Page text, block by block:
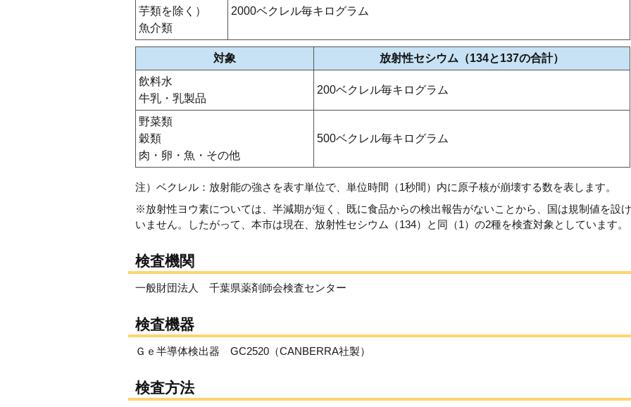
芋類を除く）
魚介類
2000ベクレル毎キログラム
対象
放射性セシウム（134と137の合計）
飲料水
牛乳・乳製品
200ベクレル毎キログラム
野菜類
穀類
肉・卵・魚・その他
500ベクレル毎キログラム
注）ベクレル：放射能の強さを表す単位で、単位時間（1秒間）内に原子核が崩壊する数を表します。
※放射性ヨウ素については、半減期が短く、既に食品からの検出報告がないことから、国は規制値を設
いません。したがって、本市は現在、放射性セシウム（134）と同（1）の2種を検査対象としています。
検査機関
一般財団法人 千葉県薬剤師会検査センター
検査機器
Ｇｅ半導体検出器 GC2520（CANBERRA社製）
検査方法